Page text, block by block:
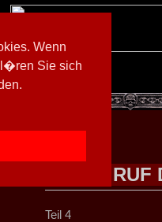
Wenn
Sie sich
RUF
Teil 4